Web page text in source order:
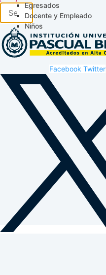
Egresados
Docente y Empleado
Niños
Facebook Twitter